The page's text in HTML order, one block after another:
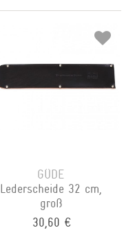
GÜDE
Lederscheide 32 cm,
groß
30,60 €